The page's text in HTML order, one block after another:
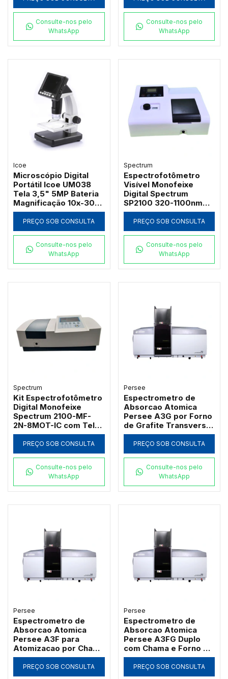
Consulte-nos pelo
WhatsApp
Consulte-nos pelo
WhatsApp
Icoe
Microscópio Digital
Portátil Icoe UM038
Tela 3,5" 5MP Bateria
Magnificação 10x-300x
e Iluminação LED
PREÇO SOB CONSULTA
Consulte-nos pelo
WhatsApp
Spectrum
Espectrofotômetro
Visível Monofeixe
Digital Spectrum
SP2100 320-1100nm
com Suporte 4
Cubetas de 50mm e
Software PC
PREÇO SOB CONSULTA
Consulte-nos pelo
WhatsApp
Spectrum
Kit Espectrofotômetro
Digital Monofeixe
Spectrum 2100-MF-
2N-8MOT-IC com Tela
de 7" Banda 2nm 21
CFR e Carrossel 8
Posições
PREÇO SOB CONSULTA
Consulte-nos pelo
WhatsApp
Persee
Espectrometro de
Absorcao Atomica
Persee A3G por Forno
de Grafite Transversal
com Correcao D2 e SR
PREÇO SOB CONSULTA
Consulte-nos pelo
WhatsApp
Persee
Espectrometro de
Absorcao Atomica
Persee A3F para
Atomizacao por Chama
com Queimador de
Titanio
PREÇO SOB CONSULTA
Persee
Espectrometro de
Absorcao Atomica
Persee A3FG Duplo
com Chama e Forno de
Grafite Transversal
PREÇO SOB CONSULTA